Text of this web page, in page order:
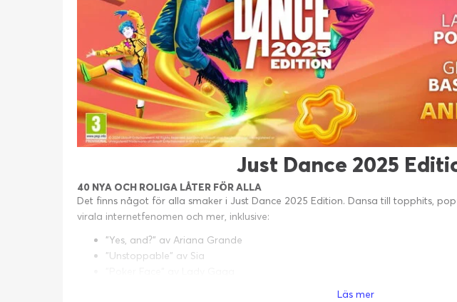
Just Dance 2025
40 NYA OCH ROLIGA LÅTER FÖR ALLA
Det finns något för alla smaker i Just Dance 2025 Edition. Dansa till topphits,
virala internetfenomen och mer, inklusive:
"Yes, and?" av Ariana Grande
"Unstoppable" av Sia
Läs mer